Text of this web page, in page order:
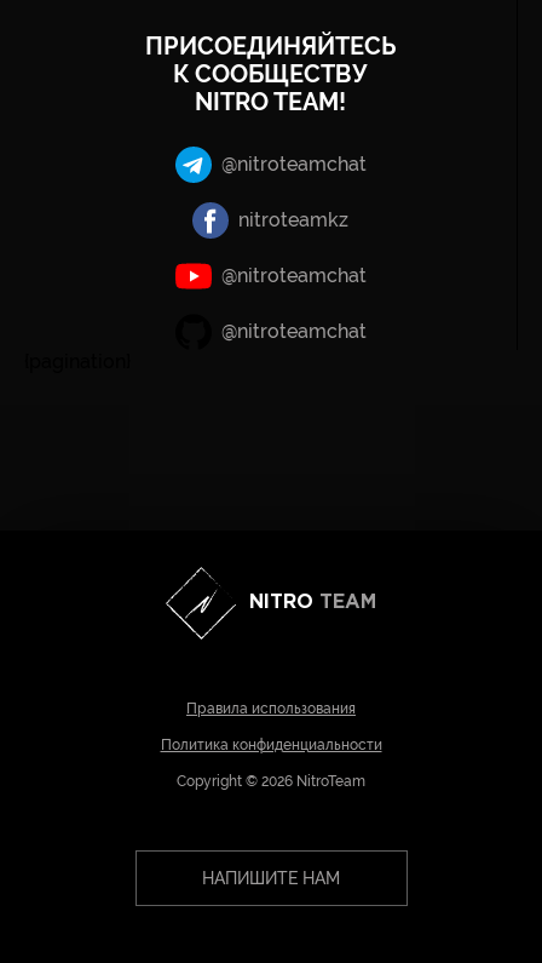
ПРИСОЕДИНЯЙТЕСЬ
К СООБЩЕСТВУ
NITRO TEAM!
@nitroteamchat
nitroteamkz
@nitroteamchat
@nitroteamchat
NITRO TEAM
Правила использования
Политика конфиденциальности
Copyright © 2026 NitroTeam
НАПИШИТЕ НАМ